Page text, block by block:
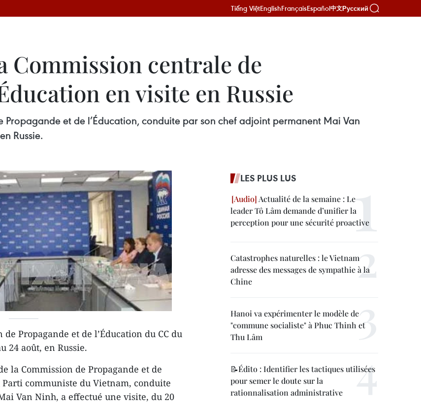
Tiếng ViệtEnglishFrançaisEspañol中文Русский
Commission centrale de
en visite en Russie
et de l’Éducation, conduite par son chef adjoint permanent Mai Van
Russie.
Propagande et de l’Éducation du CC du
24 août, en Russie.
la Commission de Propagande et de
communiste du Vietnam, conduite
Van Ninh, a effectué une visite, du 20
LES PLUS LUS
Actualité de la semaine : Le
leader Tô Lâm demande d’unifier la
perception pour une sécurité proactive
Catastrophes naturelles : le Vietnam
adresse des messages de sympathie à la
Chine
Hanoi va expérimenter le modèle de
"commune socialiste" à Phuc Thinh et
Thu Lâm
📝Édito : Identifier les tactiques utilisées
pour semer le doute sur la
rationnalisation administrative